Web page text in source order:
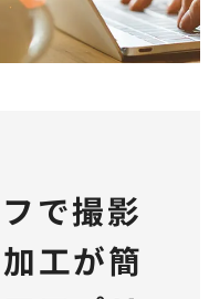
で撮影
工が簡